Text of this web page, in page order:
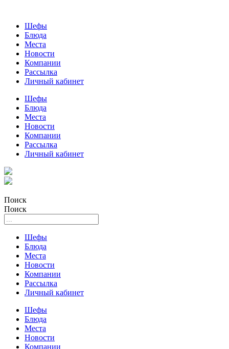
Шефы
Блюда
Места
Новости
Компании
Рассылка
Личный кабинет
Шефы
Блюда
Места
Новости
Компании
Рассылка
Личный кабинет
Поиск
Поиск
Шефы
Блюда
Места
Новости
Компании
Рассылка
Личный кабинет
Шефы
Блюда
Места
Новости
Компании